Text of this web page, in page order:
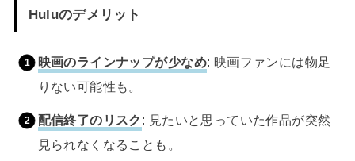
Huluのデメリット
映画のラインナップが少なめ: 映画ファンには物足
りない可能性も。
配信終了のリスク : 見たいと思っていた作品が突然
見られなくなることも。